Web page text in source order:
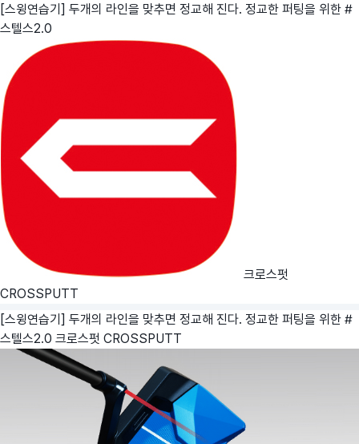
[스윙연습기] 두개의 라인을 맞추면 정교해 진다. 정교한 퍼팅을 위한 #
스텔스2.0
크로스펏
CROSSPUTT
[스윙연습기] 두개의 라인을 맞추면 정교해 진다. 정교한 퍼팅을 위한 #
스텔스2.0 크로스펏 CROSSPUTT